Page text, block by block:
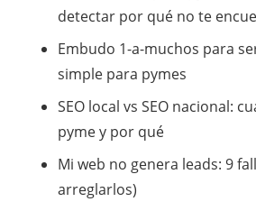
detectar por qué no te
Embudo 1-a-muchos para
simple para pymes
SEO local vs SEO nacional:
pyme y por qué
Mi web no genera leads: 9
arreglarlos)